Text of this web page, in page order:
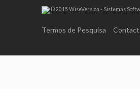
© 2015 WiseVersion - Sistemas
Termos de Pesquisa